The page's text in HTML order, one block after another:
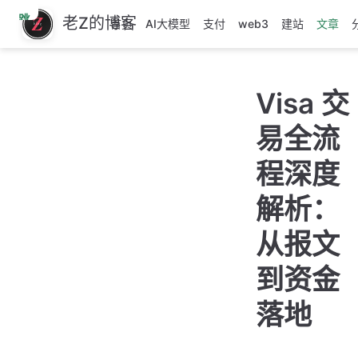
跳
至
老Z的博客
首页 AI大模型 支付 web3 建站 文章
Visa 交
易全流
程深度
解析：
从报文
到资金
落地